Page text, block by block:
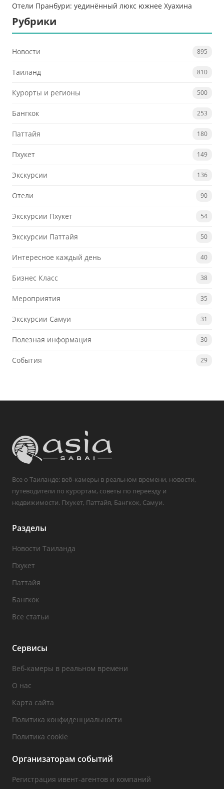
Отели Пранбури: уединённый люкс южнее Хуахина
Рубрики
Новости 895
Таиланд 810
Курорты и регионы 500
Бангкок 253
Паттайя 180
Пхукет 149
Экскурсии 136
Отели 90
Экскурсии Пхукет 54
Экскурсии Паттайя 50
Интересное каждый день 40
Бизнес Класс 38
Мероприятия 35
Экскурсии Самуи 31
Полезная информация 30
События 29
Все о Таиланде: веб-камеры в реальном времени, новости,
путеводители по курортам, советы по переезду и
недвижимости. Пхукет, Паттайя, Бангкок, Самуи.
Разделы
Новости Таиланда
Пхукет
Паттайя
Бангкок
Все статьи
Сервисы
Веб-камеры в реальном времени
О нас
Карта сайта
Политика конфиденциальности
Политика cookie
Организаторам событий
Регистрация ивент-агентов и компаний